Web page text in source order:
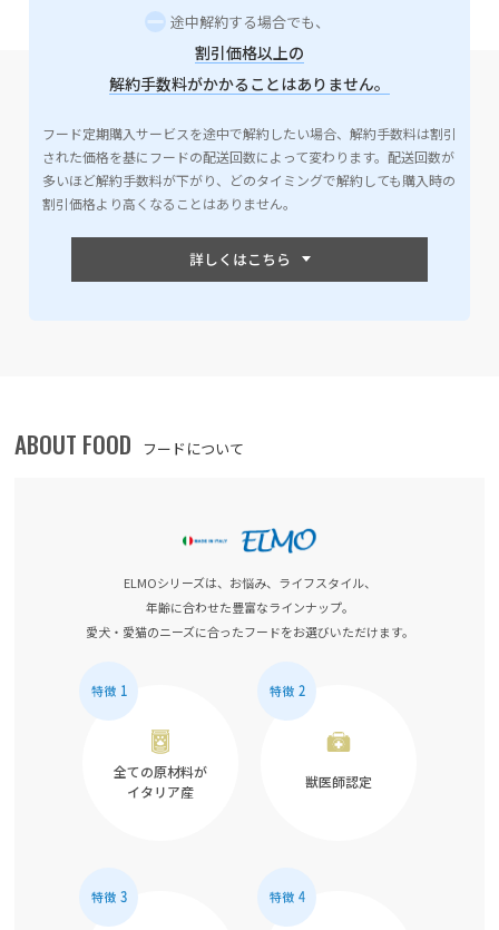
途中解約する場合でも、
割引価格以上の
解約手数料がかかることはありません。
フード定期購入サービスを途中で解約したい場合、解約手数料は割引
された価格を基にフードの配送回数によって変わります。配送回数が
多いほど解約手数料が下がり、どのタイミングで解約しても購入時の
割引価格より高くなることはありません。
ABOUT FOOD フードについて
ELMOシリーズは、お悩み、ライフスタイル、
年齢に合わせた豊富なラインナップ。
愛犬・愛猫のニーズに合ったフードをお選びいただけます。
全ての原材料が
イタリア産
獣医師認定